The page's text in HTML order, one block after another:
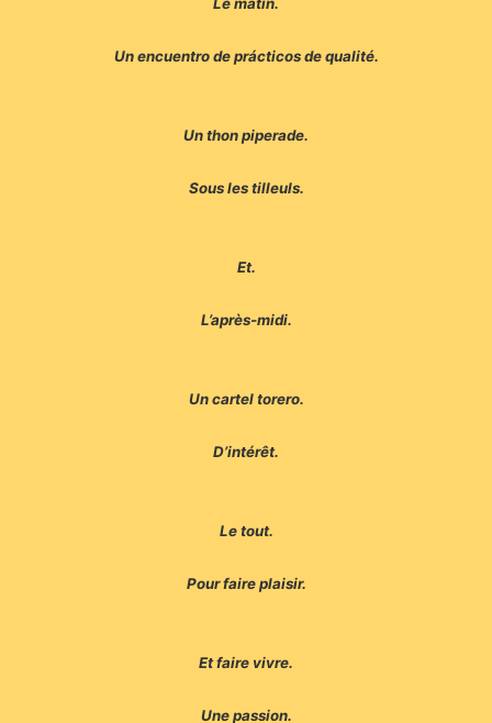
Le matin.
Un encuentro de prácticos de qualité.
Un thon piperade.
Sous les tilleuls.
Et.
L’après-midi.
Un cartel torero.
D’intérêt.
Le tout.
Pour faire plaisir.
Et faire vivre.
Une passion.